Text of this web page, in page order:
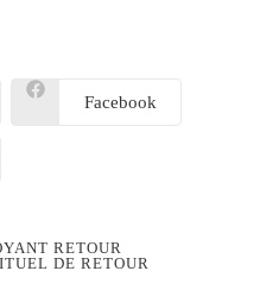
Facebook
RETOUR
DE RETOUR